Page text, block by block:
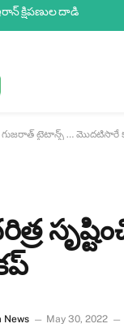
క్షిపణుల దాడి
గుజరాత్ టైటాన్స్ … మొదటిసారే
News May 30, 2022